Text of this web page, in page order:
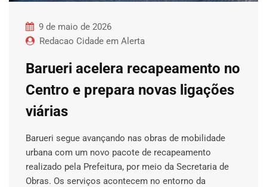
9 de maio de 2026
Redacao Cidade em Alerta
Barueri acelera recapeamento no
Centro e prepara novas ligações
viárias
Barueri segue avançando nas obras de mobilidade
urbana com um novo pacote de recapeamento
realizado pela Prefeitura, por meio da Secretaria de
Obras. Os serviços acontecem no entorno da